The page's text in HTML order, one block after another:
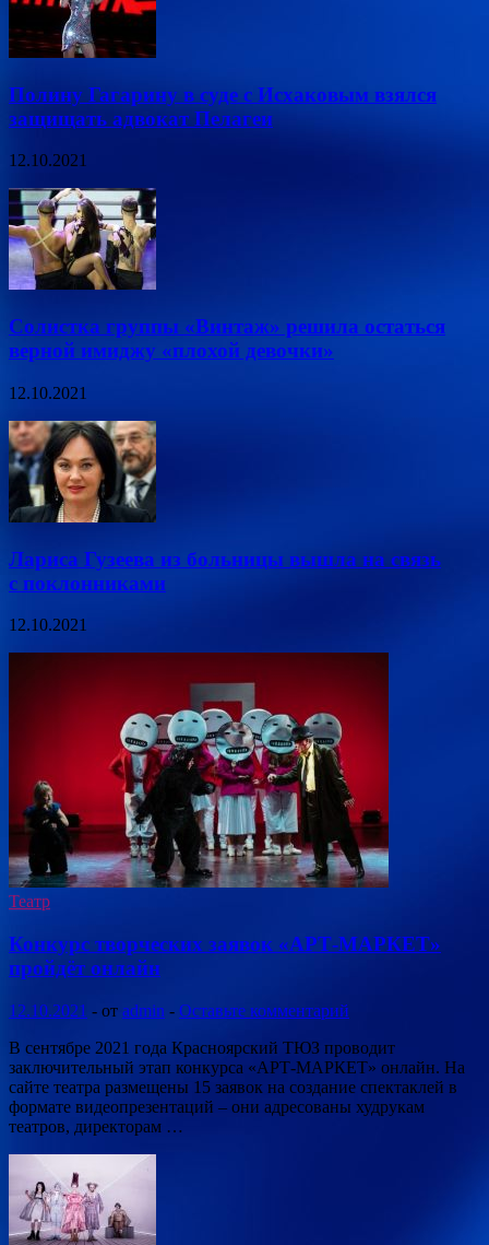
Полину Гагарину в суде с Исхаковым взялся
защищать адвокат Пелагеи
12.10.2021
Солистка группы «Винтаж» решила остаться
верной имиджу «плохой девочки»
12.10.2021
Лариса Гузеева из больницы вышла на связь
с поклонниками
12.10.2021
Театр
Конкурс творческих заявок «АРТ-МАРКЕТ»
пройдёт онлайн
12.10.2021 - от admin - Оставьте комментарий
В сентябре 2021 года Красноярский ТЮЗ проводит
заключительный этап конкурса «АРТ-МАРКЕТ» онлайн. На
сайте театра размещены 15 заявок на создание спектаклей в
формате видеопрезентаций – они адресованы худрукам
театров, директорам …